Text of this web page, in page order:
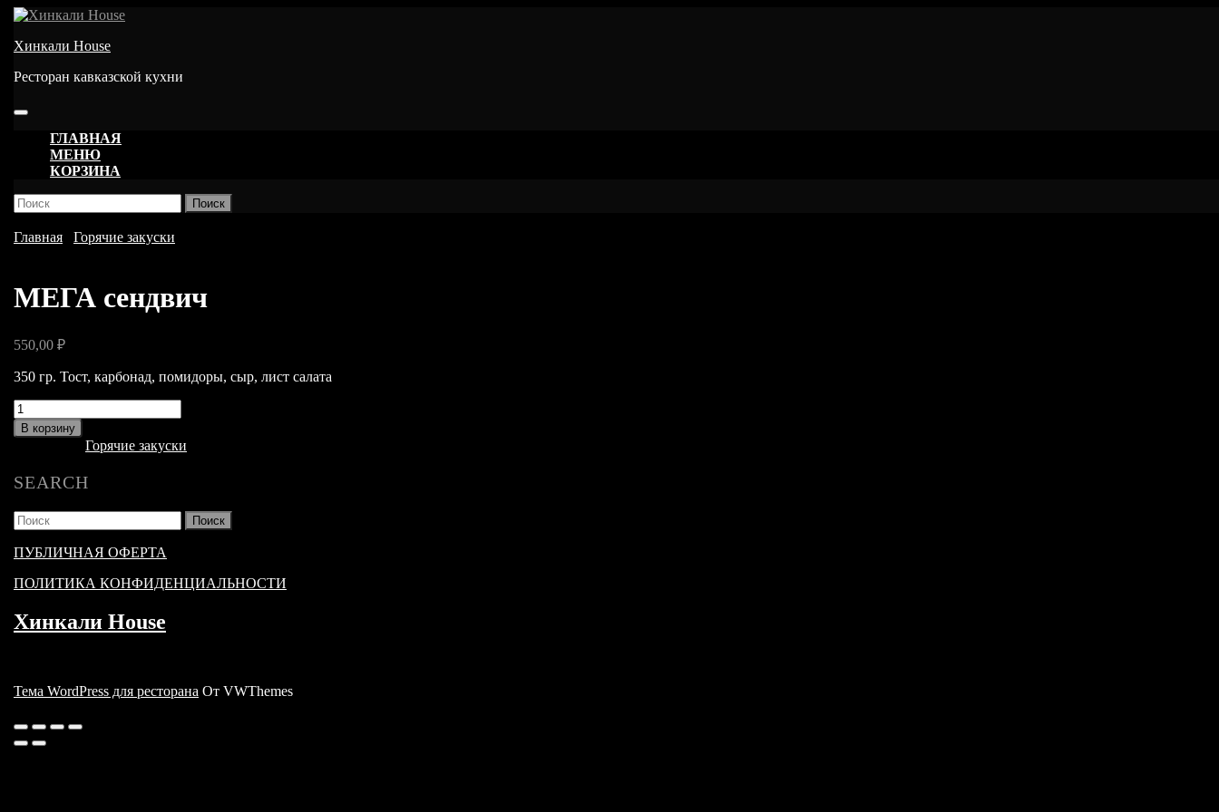
Перейти
содержимому
Хинкали House
Ресторан кавказской кухни
Кнопка
ОткрытьГЛАВНАЯ
МЕНЮ
КОРЗИНА
КНОПКА
ЗАКРЫТЬ
Найти:
Главная Горячие закуски
МЕГА сендвич
550,00 ₽
350 гр. Тост, карбонад, помидоры, сыр, лист салата
Количество
товара
МЕГА
В корзину
Горячие закуски
SEARCH
Найти:
ПУБЛИЧНАЯ ОФЕРТА
ПОЛИТИКА КОНФИДЕНЦИАЛЬНОСТИ
Хинкали House
Тема WordPress для ресторана От VWThemes
Прокрутить
вверх